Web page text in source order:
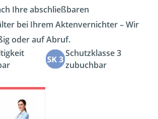
Ihre abschließbaren
bei Ihrem Aktenvernichter – Wir
oder auf Abruf.
Schutzklasse 3
zubuchbar